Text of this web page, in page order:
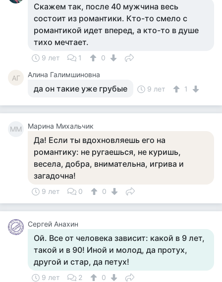
Скажем так, после 40 мужчина весь
состоит из романтики. Кто-то смело с
романтикой идет вперед, а кто-то в душе
тихо мечтает.
9 лет 1 0
АГ Алина Галимшиновна
да он такие уже грубые 9 лет 1
ММ Марина Михальчик
Да! Если ты вдохновляешь его на
романтику: не ругаешься, не куришь,
весела, добра, внимательна, игрива и
загадочна!
9 лет 0 0
Сергей Анахин
Ой. Все от человека зависит: какой в 9 лет,
такой и в 90! Иной и молод, да протух,
другой и стар, да петух!
9 лет 2 0